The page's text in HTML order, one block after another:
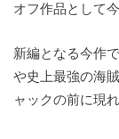
オフ作品として
新編となる今作
や史上最強の海
ャックの前に現れ